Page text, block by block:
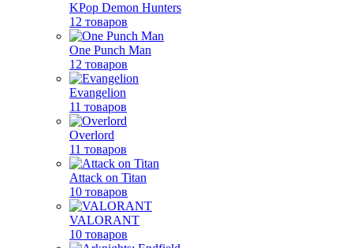
KPop Demon Hunters
12 товаров
One Punch Man
12 товаров
Evangelion
11 товаров
Overlord
11 товаров
Attack on Titan
10 товаров
VALORANT
10 товаров